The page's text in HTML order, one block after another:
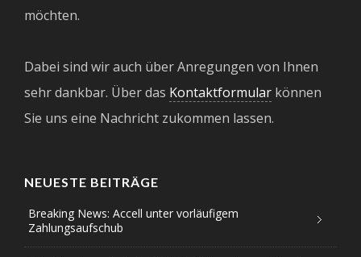
möchten.
Dabei sind wir auch über Anregungen von Ihnen
sehr dankbar. Über das Kontaktformular können
Sie uns eine Nachricht zukommen lassen.
NEUESTE BEITRÄGE
Breaking News: Accell unter vorläufigem
Zahlungsaufschub